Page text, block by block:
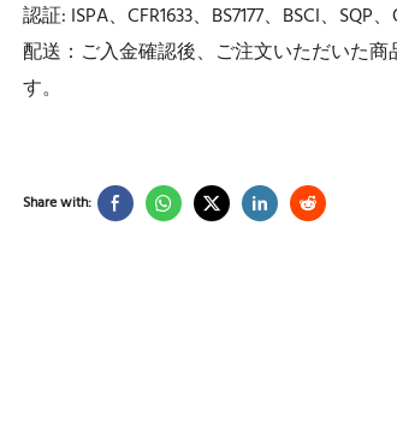
認証: ISPA、CFR1633、BS7177、BSCI、SQP
配送：ご入金確認後、ご注文いただいた
す。
Share with: